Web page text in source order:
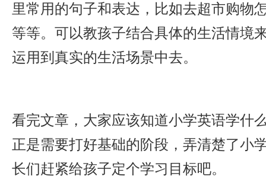
里常用的句子和表达，比如去超市购物
等等。可以教孩子结合具体的生活情境
运用到真实的生活场景中去。
看完文章，大家应该知道小学英语学什
正是需要打好基础的阶段，弄清楚了小
长们赶紧给孩子定个学习目标吧。